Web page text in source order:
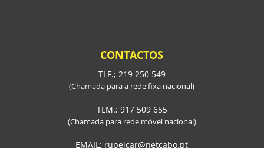
CONTACTOS
TLF.; 219 250 549
(Chamada para a rede fixa nacional)
TLM.; 917 509 655
(Chamada para rede móvel nacional)
EMAIL: rupelcar@netcabo.pt